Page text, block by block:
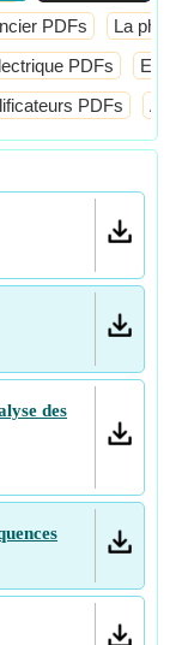
PDFs La
PDFs
PDFs
des